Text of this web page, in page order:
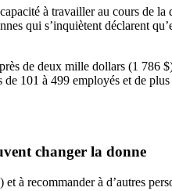
à travailler au cours de la
qui s’inquiètent déclarent
de deux mille dollars (1 786
101 à 499 employés et de
changer la donne
à recommander à d’autres